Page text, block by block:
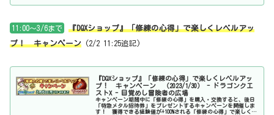
11:00～3/6まで
『DQXショップ』「修練の心得」で楽しくレベルアッ
プ！ キャンペーン (2/2 11:25追記)
『DQXショップ』「修練の心得」で楽しくレベルアッ
プ！ キャンペーン （2023/1/30） - ドラゴンクエ
ストX - 目覚めし冒険者の広場
キャンペーン期間中に「修練の心得」を購入・交換すると、後日
「特急メタル招待券」をプレゼントするキャンペーンを開催しま
す！ 獲得できる経験値が+100%される「修練の心得」で楽しくレ